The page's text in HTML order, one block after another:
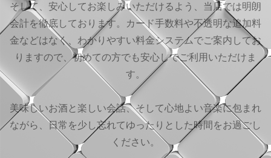
そして、安心してお楽しみいただけるよう、当店では明朗
会計を徹底しております。カード手数料や不透明な追加料
金などはなく、わかりやすい料金システムでご案内してお
りますので、初めての方でも安心してご利用いただけま
す。
美味しいお酒と楽しい会話、そして心地よい音楽に包まれ
ながら、日常を少し忘れてゆったりとした時間をお過ごし
ください。